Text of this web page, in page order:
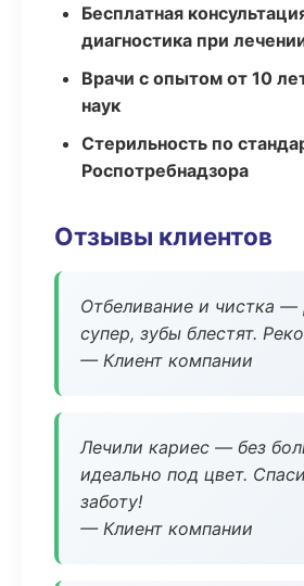
Бесплатная
диагностика при
Врачи с опытом от 10
наук
Стерильность по
Роспотребнадзора
Отзывы клиентов
Отбеливание и чистка —
супер, зубы блестят.
— Клиент компании
Лечили кариес — без
идеально под цвет.
заботу!
— Клиент компании